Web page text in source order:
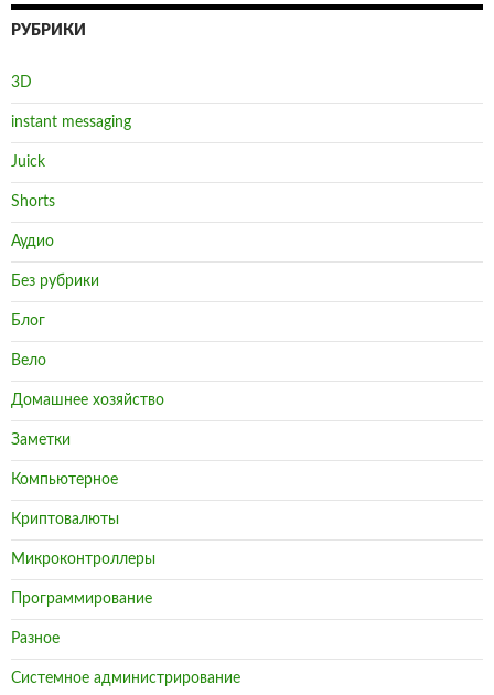
РУБРИКИ
3D
instant messaging
Juick
Shorts
Аудио
Без рубрики
Блог
Вело
Домашнее хозяйство
Заметки
Компьютерное
Криптовалюты
Микроконтроллеры
Программирование
Разное
Системное администрирование